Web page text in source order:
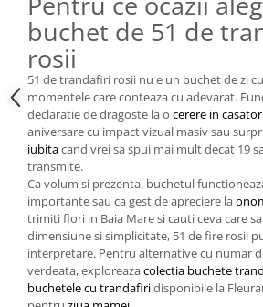
buchet de 51 de
rosii
51 de trandafiri rosii nu e un buchet de zi
momentele care conteaza cu adevarat.
declaratie de dragoste la o cerere in
aniversare cu impact vizual masiv sau
iubitacand vrei sa spui mai mult decat 19
transmite.
Ca volum si prezenta, buchetul
importante sau ca gest de apreciere la
trimiti flori in Baia Mare si cauti ceva care
dimensiune si simplicitate, 51 de fire rosii
interpretare. Pentru alternative cu numar
verdeata, exploreazacolectia buchete
buchetele cu trandafiridisponibile la